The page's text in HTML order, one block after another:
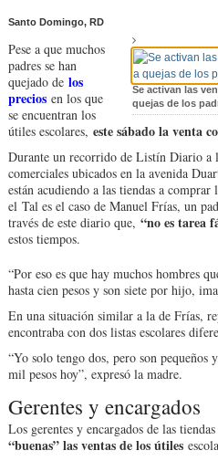
Santo Domingo, RD
Se activan las
quejas de los
Pese a que muchos
padres se han
quejado de los
preciosen los que
se encuentran los
útiles escolares, este sábado la venta
Durante un recorrido de Listín Diario a
comerciales ubicados en la avenida
están acudiendo a las tiendas a
el Tal es el caso de Manuel Frías, un
través de este diario que, “no es tarea
estos tiempos.
“Por eso es que hay muchos hombres
hasta cien pesos y son siete por hijo,
En una situación similar a la de Frías,
encontraba con dos listas escolares
“Yo solo tengo dos, pero son pequeños
mil pesos hoy”, expresó la madre.
Gerentes y encargados
Los gerentes y encargados de las
“buenas” las ventas de los útiles